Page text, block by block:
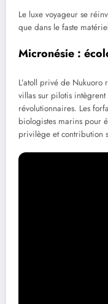
Le luxe voyageur se
que dans le faste
Micronésie :
L’atoll privé de Nukuoro
villas sur pilotis
révolutionnaires. Les
biologistes marins pour
privilège et contribution